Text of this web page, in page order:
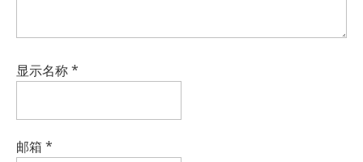
显示名称*
邮箱 *